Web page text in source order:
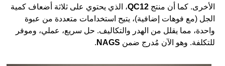
الأخرى. كما أن منتج QC12، الذي يحتوي على ثلاثة أضعاف كمية
الجل (مع فوهات إضافية)، يتيح استخدامات متعددة من عبوة
واحدة، مما يقلل من الهدر والتكاليف. حل سريع، عملي، وموفر
للتكلفة. وهو الآن مُدرج ضمن NAGS
.